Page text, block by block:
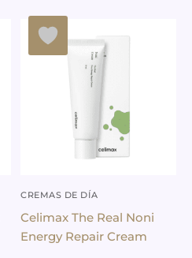
CREMAS DE DÍA
Celimax The Real Noni
Energy Repair Cream